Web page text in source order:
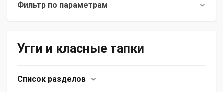
Фильтр по параметрам
Угги и класные тапки
Список разделов